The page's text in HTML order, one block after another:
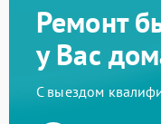
Ремонт
у Вас
С выездом